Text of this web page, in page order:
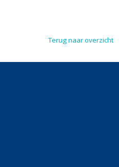
Terug naar overzicht